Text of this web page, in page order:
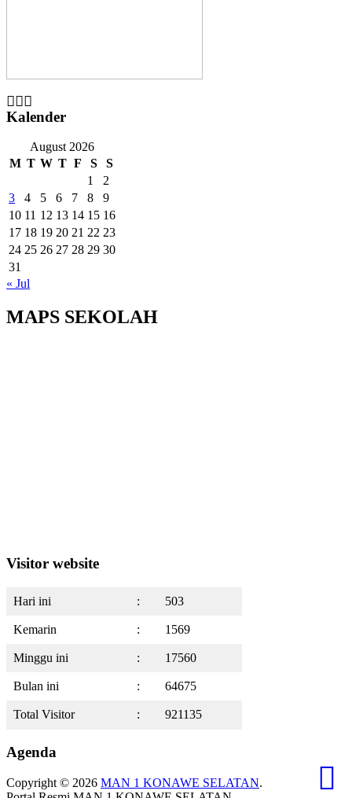
Kalender
August 2026
M T W T F S
S
1
2
3
4 5 6 7 8
9
10 11 12 13 14 15 16
17 18 19 20 21 22 23
24 25 26 27 28 29 30
31
« Jul
MAPS SEKOLAH
Visitor website
Hari ini : 503
Kemarin : 1569
Minggu ini : 17560
Bulan ini : 64675
Total Visitor : 921135
Agenda
Copyright © 2026 MAN 1 KONAWE SELATAN.